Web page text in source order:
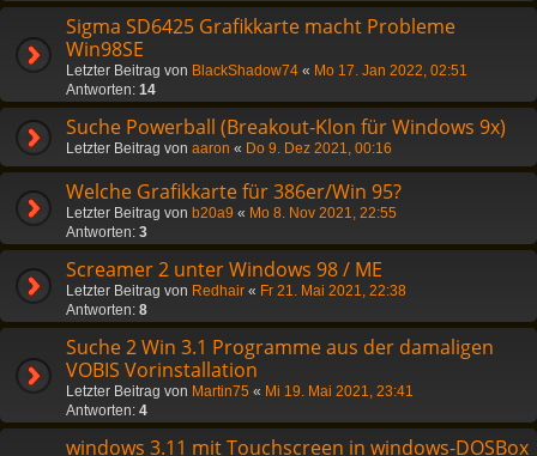
Sigma SD6425 Grafikkarte macht Probleme
Win98SE
Letzter Beitrag von BlackShadow74 « Mo 17. Jan 2022, 02:51
Antworten: 14
Suche Powerball (Breakout-Klon für Windows 9x)
Letzter Beitrag von aaron « Do 9. Dez 2021, 00:16
Welche Grafikkarte für 386er/Win 95?
Letzter Beitrag von b20a9 « Mo 8. Nov 2021, 22:55
Antworten: 3
Screamer 2 unter Windows 98 / ME
Letzter Beitrag von Redhair « Fr 21. Mai 2021, 22:38
Antworten: 8
Suche 2 Win 3.1 Programme aus der damaligen
VOBIS Vorinstallation
Letzter Beitrag von Martin75 « Mi 19. Mai 2021, 23:41
Antworten: 4
windows 3.11 mit Touchscreen in windows-DOSBox